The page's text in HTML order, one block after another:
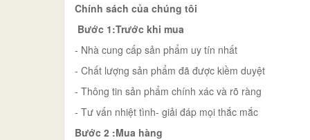
Chính sách của chúng tôi
Bước 1:Trước khi mua
- Nhà cung cấp sản phẩm uy tín nhất
- Chất lượng sản phẩm đã được kiềm duyệt
- Thông tin sản phẩm chính xác và rõ ràng
- Tư vấn nhiệt tình- giải đáp mọi thắc mắc
Bước 2 :Mua hàng